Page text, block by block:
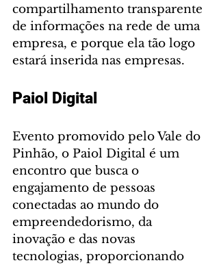
compartilhamento transparente
de informações na rede de uma
empresa, e porque ela tão logo
estará inserida nas empresas.
Paiol Digital
Evento promovido pelo Vale do
Pinhão, o Paiol Digital é um
encontro que busca o
engajamento de pessoas
conectadas ao mundo do
empreendedorismo, da
inovação e das novas
tecnologias, proporcionando